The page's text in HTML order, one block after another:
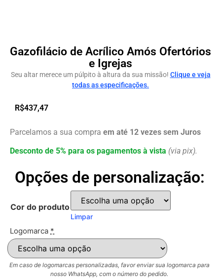
Gazofilácio de Acrílico Amós Ofertórios
e Igrejas
Seu altar merece um púlpito à altura da sua missão! Clique e veja
todas as especificações.
R$437,47
Parcelamos a sua compra em até 12 vezes sem Juros
Desconto de 5% para os pagamentos à vista (via pix).
Opções de personalização:
Cor do produto
Limpar
Logomarca *
Em caso de logomarcas personalizadas, favor enviar sua logomarca para
nosso WhatsApp, com o número do pedido.